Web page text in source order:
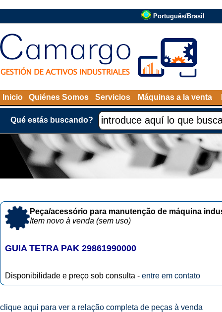
Português/Brasil
Inicio Quiénes Somos Servicios Máquinas a la venta
Qué estás buscando?
Peça/acessório para manutenção de máquina
Item novo à venda (sem uso)
GUIA TETRA PAK 29861990000
Disponibilidade e preço sob consulta - entre em contato
clique aqui para ver a relação completa de peças à venda